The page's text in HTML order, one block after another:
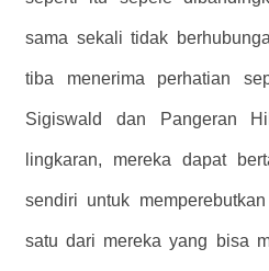
sama sekali tidak
tiba menerima perhatian
Sigiswald dan Pangeran
lingkaran, mereka dapat
sendiri untuk
satu dari mereka yang bisa